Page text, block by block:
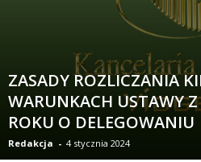
ZASADY ROZLICZANIA
WARUNKACH USTAWY
ROKU O DELEGOWANIU
Redakcja - 4 stycznia 2024